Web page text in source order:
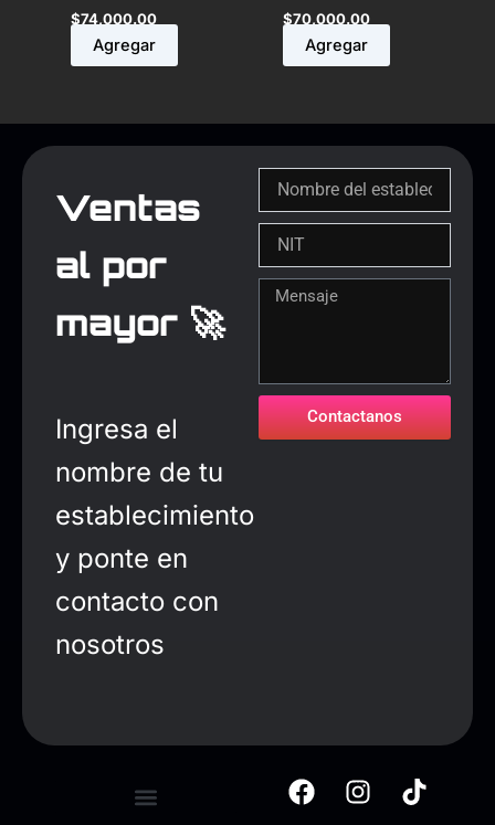
$74,000.00
Agregar
$70,000.00
Agregar
Ventas
al por
mayor 🚀
Ingresa el
nombre de tu
establecimiento
y ponte en
contacto con
nosotros
Contactanos